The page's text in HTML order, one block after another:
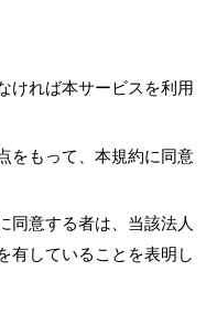
ければ本サービスを利用
をもって、本規約に同意
同意する者は、当該法人
有していることを表明し